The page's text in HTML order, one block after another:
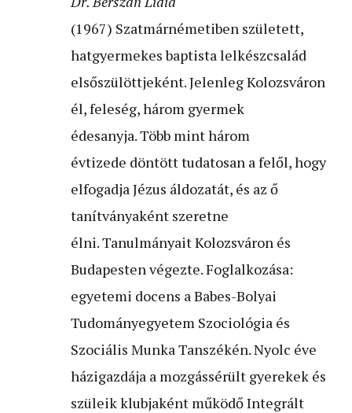
(1967) Szatmárnémetiben született,
hatgyermekes baptista lelkészcsalád
elsőszülöttjeként. Jelenleg Kolozsváron
él, feleség, három gyermek
édesanyja. Több mint három
évtizede döntött tudatosan a felől, hogy
elfogadja Jézus áldozatát, és az ő
tanítványaként szeretne
élni. Tanulmányait Kolozsváron és
Budapesten végezte. Foglalkozása:
egyetemi docens a Babes-Bolyai
Tudományegyetem Szociológia és
Szociális Munka Tanszékén. Nyolc éve
házigazdája a mozgássérült gyerekek és
szüleik klubjaként működő Integrált